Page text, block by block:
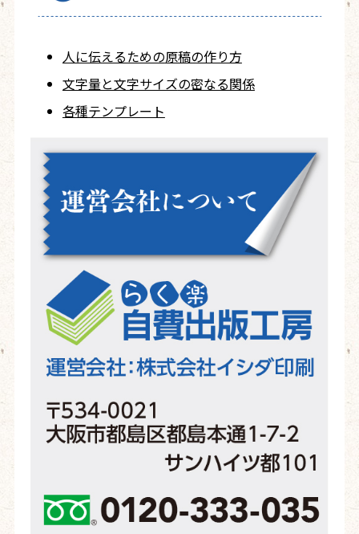
人に伝えるための原稿の作り方
文字量と文字サイズの密なる関係
各種テンプレート